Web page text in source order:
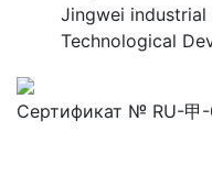
Jingwei industrial
Technological
Сертификат № RU-甲